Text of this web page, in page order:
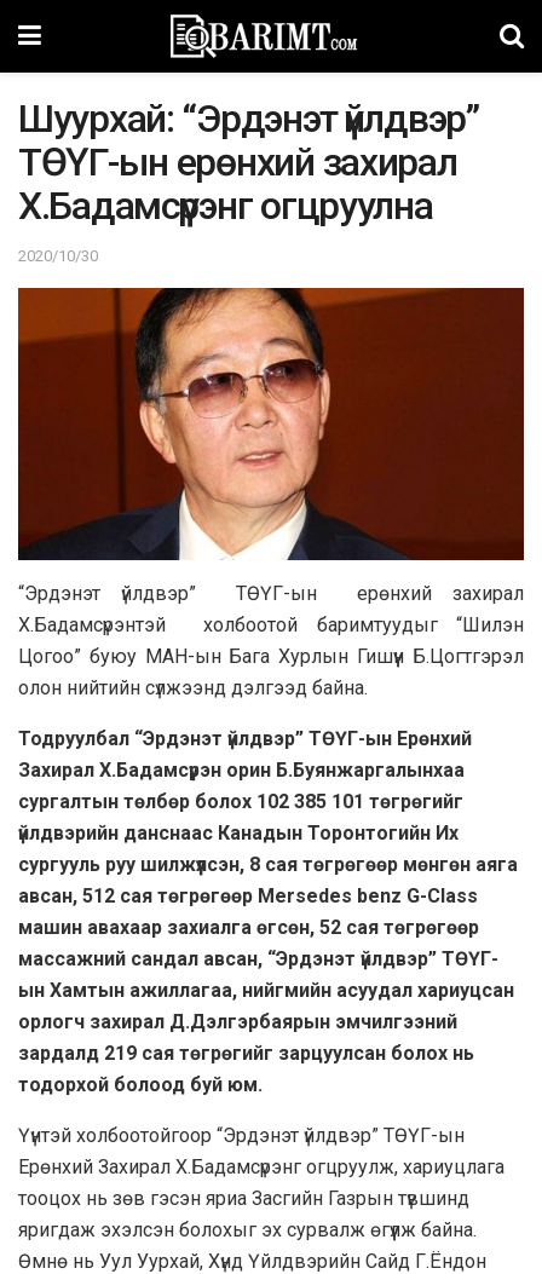
Шуурхай: “Эрдэнэт үйлдвэр”
ТӨҮГ-ын ерөнхий захирал
Х.Бадамсүрэнг огцруулна
2020/10/30
“Эрдэнэт үйлдвэр” ТӨҮГ-ын ерөнхий захирал
Х.Бадамсүрэнтэй холбоотой баримтуудыг “Шилэн
Цогоо” буюу МАН-ын Бага Хурлын Гишүүн Б.Цогтгэрэл
олон нийтийн сүлжээнд дэлгээд байна.
Тодруулбал “Эрдэнэт үйлдвэр” ТӨҮГ-ын Ерөнхий
Захирал Х.Бадамсүрэн орин Б.Буянжаргалынхаа
сургалтын төлбөр болох 102 385 101 төгрөгийг
үйлдвэрийн данснаас Канадын Торонтогийн Их
сургууль руу шилжүүлсэн, 8 сая төгрөгөөр мөнгөн аяга
авсан, 512 сая төгрөгөөр Mersedes benz G-Сlass
машин авахаар захиалга өгсөн, 52 сая төгрөгөөр
массажний сандал авсан, “Эрдэнэт үйлдвэр” ТӨҮГ-
ын Хамтын ажиллагаа, нийгмийн асуудал хариуцсан
орлогч захирал Д.Дэлгэрбаярын эмчилгээний
зардалд 219 сая төгрөгийг зарцуулсан болох нь
тодорхой болоод буй юм.
Үүнтэй холбоотойгоор “Эрдэнэт үйлдвэр” ТӨҮГ-ын
Ерөнхий Захирал Х.Бадамсүрэнг огцруулж, хариуцлага
тооцох нь зөв гэсэн яриа Засгийн Газрын түвшинд
яригдаж эхэлсэн болохыг эх сурвалж өгүүлж байна.
Өмнө нь Уул Уурхай, Хүнд Үйлдвэрийн Сайд Г.Ёндон